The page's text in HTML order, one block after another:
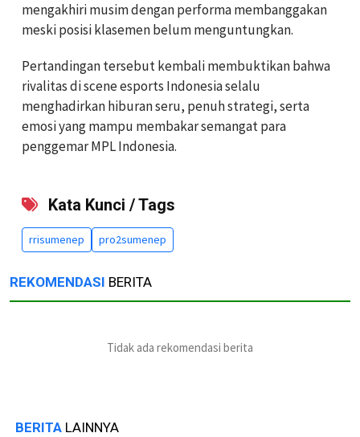
mengakhiri musim dengan performa membanggakan
meski posisi klasemen belum menguntungkan.
Pertandingan tersebut kembali membuktikan bahwa
rivalitas di scene esports Indonesia selalu
menghadirkan hiburan seru, penuh strategi, serta
emosi yang mampu membakar semangat para
penggemar MPL Indonesia.
Kata Kunci / Tags
rrisumenep pro2sumenep
REKOMENDASI BERITA
Tidak ada rekomendasi berita
BERITA LAINNYA